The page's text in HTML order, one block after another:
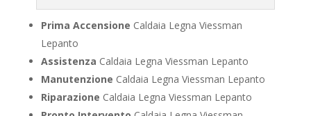
Prima Accensione Caldaia Legna Viessman
Lepanto
Assistenza Caldaia Legna Viessman Lepanto
Manutenzione Caldaia Legna Viessman Lepanto
Riparazione Caldaia Legna Viessman Lepanto